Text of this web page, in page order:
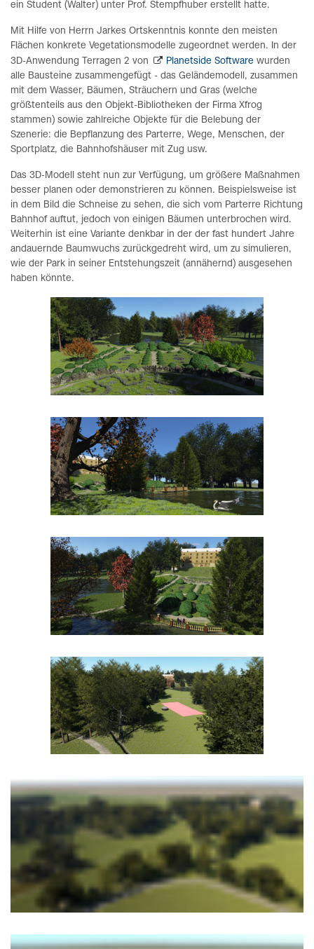
ein Student (Walter) unter Prof. Stempfhuber erstellt hatte.
Mit Hilfe von Herrn Jarkes Ortskenntnis konnte den meisten
Flächen konkrete Vegetationsmodelle zugeordnet werden. In der
3D-Anwendung Terragen 2 von
Planetside Software wurden
alle Bausteine zusammengefügt - das Geländemodell, zusammen
mit dem Wasser, Bäumen, Sträuchern und Gras (welche
größtenteils aus den Objekt-Bibliotheken der Firma Xfrog
stammen) sowie zahlreiche Objekte für die Belebung der
Szenerie: die Bepflanzung des Parterre, Wege, Menschen, der
Sportplatz, die Bahnhofshäuser mit Zug usw.
Das 3D-Modell steht nun zur Verfügung, um größere Maßnahmen
besser planen oder demonstrieren zu können. Beispielsweise ist
in dem Bild die Schneise zu sehen, die sich vom Parterre Richtung
Bahnhof auftut, jedoch von einigen Bäumen unterbrochen wird.
Weiterhin ist eine Variante denkbar in der der fast hundert Jahre
andauernde Baumwuchs zurückgedreht wird, um zu simulieren,
wie der Park in seiner Entstehungszeit (annähernd) ausgesehen
haben könnte.